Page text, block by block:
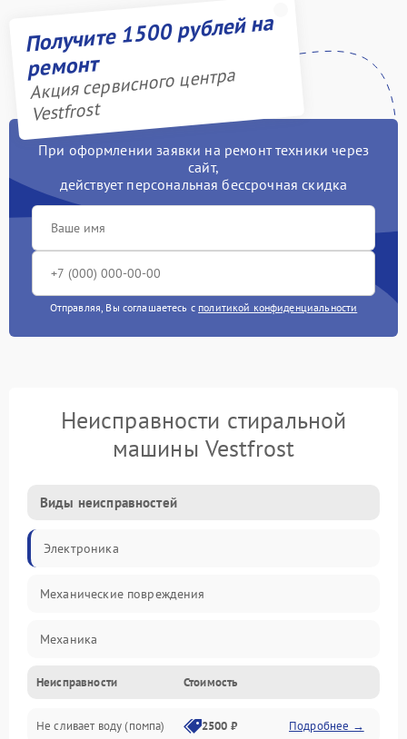
Получите 1500 рублей на
ремонт
Акция сервисного центра
Vestfrost
При оформлении заявки на ремонт техники через
сайт,
действует персональная бессрочная скидка
Отправляя, Вы соглашаетесь с политикой конфиденциальности
Неисправности стиральной
машины Vestfrost
Виды неисправностей
Электроника
Механические повреждения
Механика
Электропитание
Водоснабжение
Неисправности Стоимость
Не сливает воду (помпа) 2500 ₽ Подробнее →